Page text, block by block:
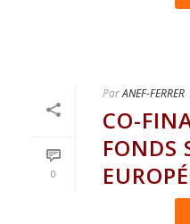
0
ParANEF-FERRER
CO-
FONDS